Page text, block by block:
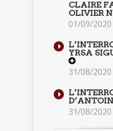
CLAIRE
OLIVIER
01/09/2020
YRSA
31/08/2020
31/08/2020